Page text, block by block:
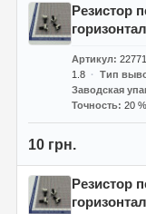
Резистор
Артикул 22771
1.8
Тип
Заводская
Точность 20 %
10 грн.
Резистор